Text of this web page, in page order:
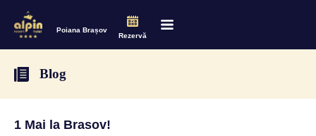
Poiana Brașov
Rezervă
Blog
1 Mai la Brasov!